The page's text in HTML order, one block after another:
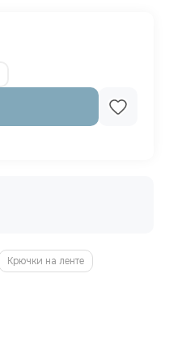
Крючки на ленте